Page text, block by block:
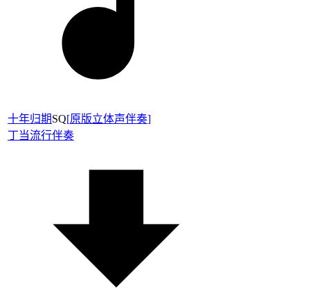
十年归期SQ[原版立体声伴奏]
丁当流行伴奏